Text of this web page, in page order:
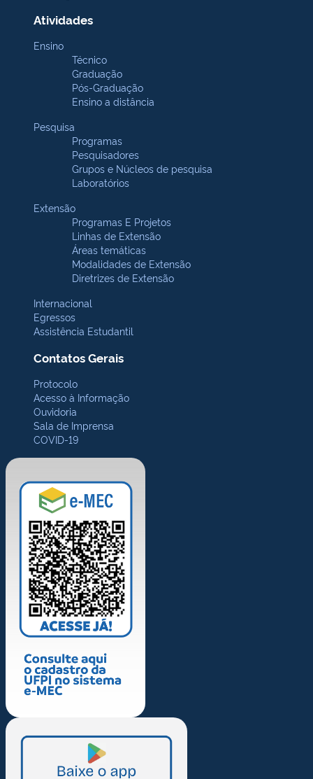
Atividades
Ensino
Técnico
Graduação
Pós-Graduação
Ensino a distância
Pesquisa
Programas
Pesquisadores
Grupos e Núcleos de pesquisa
Laboratórios
Extensão
Programas E Projetos
Linhas de Extensão
Áreas temáticas
Modalidades de Extensão
Diretrizes de Extensão
Internacional
Egressos
Assistência Estudantil
Contatos Gerais
Protocolo
Acesso à Informação
Ouvidoria
Sala de Imprensa
COVID-19